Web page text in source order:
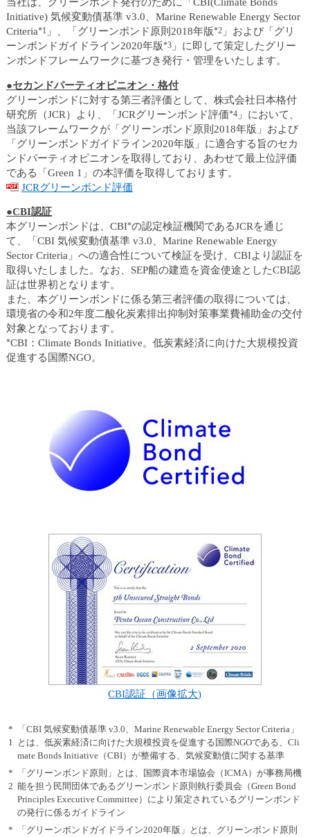
当社は、グリーンボンド発行のために「CBI(Climate Bonds
Initiative) 気候変動債基準 v3.0、Marine Renewable Energy Sector
Criteria*1 」、「グリーンボンド原則2018年版*2」および「グリ
ーンボンドガイドライン2020年版*3」に即して策定したグリー
ンボンドフレームワークに基づき発行・管理をいたします。
●セカンドパーティオピニオン・格付
グリーンボンドに対する第三者評価として、株式会社日本格付
研究所（JCR）より、「JCRグリーンボンド評価*4」において、
当該フレームワークが「グリーンボンド原則2018年版」および
「グリーンボンドガイドライン2020年版」に適合する旨のセカ
ンドパーティオピニオンを取得しており、あわせて最上位評価
である「Green 1」の本評価を取得しております。
JCRグリーンボンド評価
●CBI認証
本グリーンボンドは、CBI*の認定検証機関であるJCRを通じ
て、「CBI 気候変動債基準 v3.0、Marine Renewable Energy
Sector Criteria」への適合性について検証を受け、CBIより認証を
取得いたしました。なお、SEP船の建造を資金使途としたCBI認
証は世界初となります。
また、本グリーンボンドに係る第三者評価の取得については、
環境省の令和2年度二酸化炭素排出抑制対策事業費補助金の交付
対象となっております。
*CBI：Climate Bonds Initiative。低炭素経済に向けた大規模投資
促進する国際NGO。
CBI認証（画像拡大)
*
1
「CBI 気候変動債基準 v3.0、Marine Renewable Energy Sector Criteria」
とは、低炭素経済に向けた大規模投資を促進する国際NGOである、Cli
mate Bonds Initiative（CBI）が整備する、気候変動債に関する基準
*
2
「グリーンボンド原則」とは、国際資本市場協会（ICMA）が事務局機
能を担う民間団体であるグリーンボンド原則執行委員会（Green Bond
Principles Executive Committee）により策定されているグリーンボンド
の発行に係るガイドライン
*
「グリーンボンドガイドライン2020年版」とは、グリーンボンド原則